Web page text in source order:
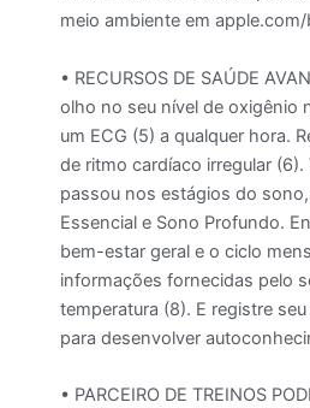
meio ambiente em
• RECURSOS DE SAÚDE
olho no seu nível de oxigênio
um ECG (5) a qualquer hora.
de ritmo cardíaco irregular
passou nos estágios do
Essencial e Sono Profundo.
bem-estar geral e o ciclo
informações fornecidas pelo
temperatura (8). E registre
para desenvolver
• PARCEIRO DE TREINOS